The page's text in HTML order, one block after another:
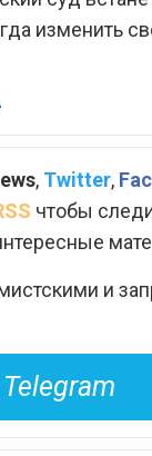
изменить
, Twitter,
чтобы
и